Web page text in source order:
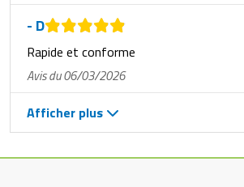
- D
Rapide et conforme
Avis du 06/03/2026
Afficher plus